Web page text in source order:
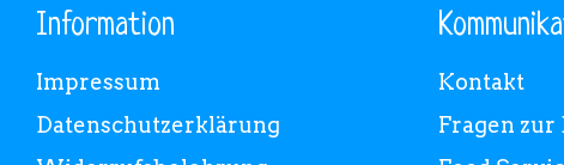
Information
Impressum
Datenschutzerklärung
Kontakt
Fragen zur